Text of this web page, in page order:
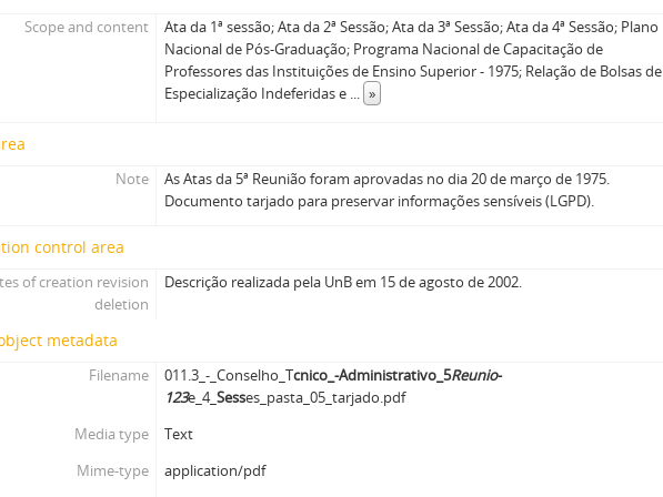
Scope and content
Ata da 1ª sessão; Ata da 2ª Sessão; Ata da 3ª Sessão; Ata da 4ª Sessão; Plano
Nacional de Pós-Graduação; Programa Nacional de Capacitação de
Professores das Instituições de Ensino Superior - 1975; Relação de Bolsas de
Especialização Indeferidas e ... »
Note
As Atas da 5ª Reunião foram aprovadas no dia 20 de março de 1975.
Documento tarjado para preservar informações sensíveis (LGPD).
control area
of creation revision
deletion
Descrição realizada pela UnB em 15 de agosto de 2002.
metadata
Filename 011.3_-_Conselho_Tcnico_-Administrativo_5Reunio-
123e_4_Sesses_pasta_05_tarjado.pdf
Media type
Text
Mime-type
application/pdf